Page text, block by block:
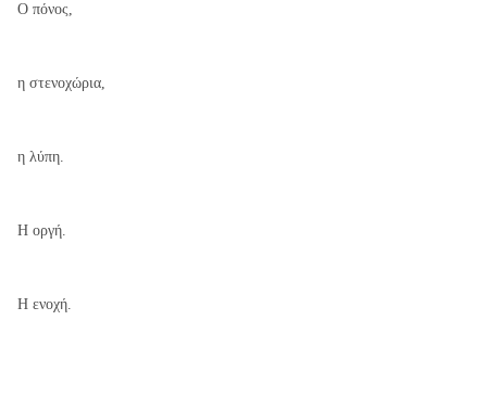
Ο πόνος,
η στενοχώρια,
η λύπη.
Η οργή.
Η ενοχή.